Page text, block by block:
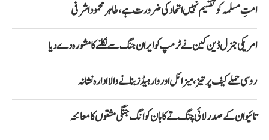
امتِ مسلمہ کو تقسیم نہیں اتحاد کی ضرورت ہے، طاہر محمود اشرفی
امریکی جنرل ڈین کین نے ٹرمپ کو ایران جنگ سے نکلنے کا مشورہ دے دیا
روسی حملے کیف پر تیز، میزائل اور وار ہیڈز بنانے والا ادارہ نشانہ
تائیوان کے صدر لائی چنگ تے کا ہان کوانگ جنگی مشقوں کا معائنہ